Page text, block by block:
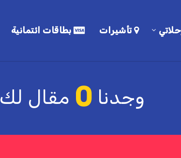
تأشيرات بطاقات ائتمانية
وجدنا 0 مقال لك